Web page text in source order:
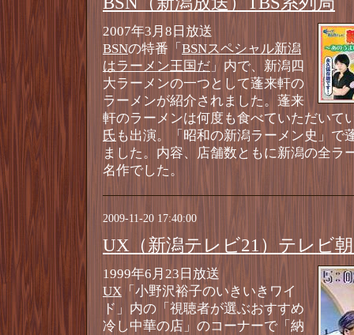
2007年3月8日放送
BSNの特番「 BSNスペシャル新潟
はラーメン王国だ 」内で、新潟四
大ラーメンの一つとして蓬来軒の
ラーメンが紹介されました。蓬来
軒のラーメンは何度も食べていただいて
氏 も出演。「昭和の新潟ラーメン史」で
ました。内容、店舗数ともに新潟の全ラ
名作でした。
2009-11-20 17:40:00
UX（新潟テレビ21）テレビ
1999年6月23日放送
UX 「小野沢裕子のいきいきワイ
ド」内の「視聴者が選ぶおすすめ
冷し中華の店」のコーナーで「納